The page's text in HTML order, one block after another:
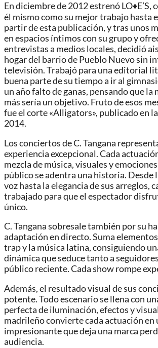
En diciembre de 2012 estrenó LO♦E’S,
él mismo como su mejor trabajo hasta
partir de esta publicación, y tras unos
en espacios íntimos con su grupo y
entrevistas a medios locales, decidió
hogar del barrio de Pueblo Nuevo sin
televisión. Trabajó para una editorial
buena parte de su tiempo a ir al
un año falto de ganas, pensando que la
más sería un objetivo. Fruto de esos
fue el corte «Alligators», publicado en
2014.
Los conciertos de C. Tangana
experiencia excepcional. Cada
mezcla de música, visuales y
público se adentra una historia. Desde
voz hasta la elegancia de sus arreglos,
trabajado para que el espectador
único.
C. Tangana sobresale también por su
adaptación en directo. Suma
trap y la música latina, consiguiendo
dinámica que seduce tanto a
público reciente. Cada show rompe
Además, el resultado visual de sus
potente. Todo escenario se llena con
perfecta de iluminación, efectos y
madrileño convierte cada actuación en
impresionante que deja una marca
audiencia.